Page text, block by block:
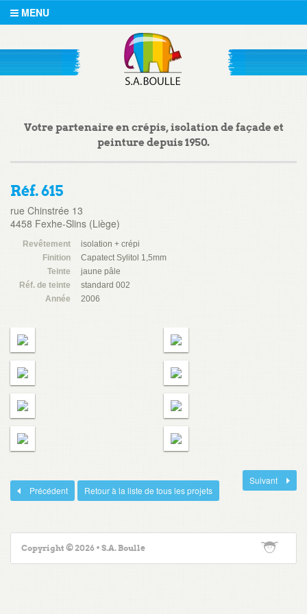
MENU
Votre partenaire en crépis, isolation de façade et
peinture depuis 1950.
Réf. 615
rue Chinstrée 13
4458 Fexhe-Slins (Liège)
Revêtement
isolation + crépi
Finition
Capatect Sylitol 1,5mm
Teinte
jaune pâle
Réf. de teinte
standard 002
Année
2006
Précédent Retour à la liste de tous les projets
Suivant
Copyright © 2026 • S.A. Boulle